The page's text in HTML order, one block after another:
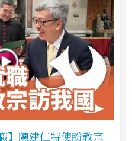
】陳建仁特使盼教宗